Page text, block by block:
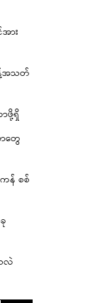
ား
န့်အသတ်
ာဖို့ရှိ
တွေ
န် စစ်
လဲ